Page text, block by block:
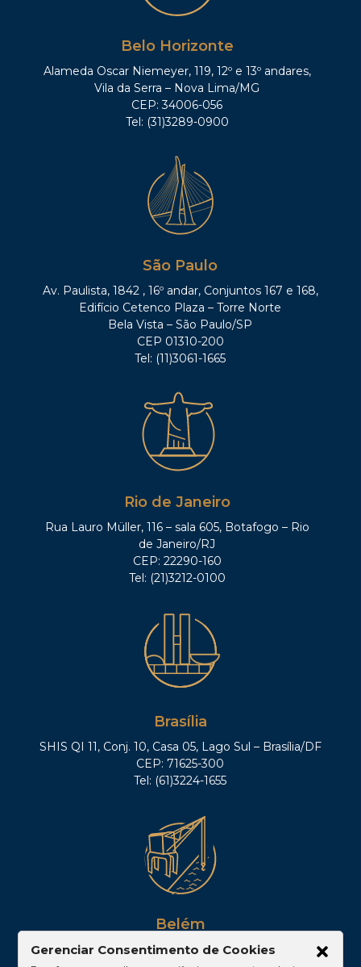
Belo Horizonte
Alameda Oscar Niemeyer, 119, 12º e 13º andares,
Vila da Serra – Nova Lima/MG
CEP: 34006-056
Tel: (31)3289-0900
São Paulo
Av. Paulista, 1842 , 16º andar, Conjuntos 167 e 168,
Edifício Cetenco Plaza – Torre Norte
Bela Vista – São Paulo/SP
CEP 01310-200
Tel: (11)3061-1665
Rio de Janeiro
Rua Lauro Müller, 116 – sala 605, Botafogo – Rio
de Janeiro/RJ
CEP: 22290-160
Tel: (21)3212-0100
Brasília
SHIS QI 11, Conj. 10, Casa 05, Lago Sul – Brasília/DF
CEP: 71625-300
Tel: (61)3224-1655
Belém
Av. Visconde de Souza Franco, 05, Sala 2102 –
Gerenciar Consentimento de Cookies